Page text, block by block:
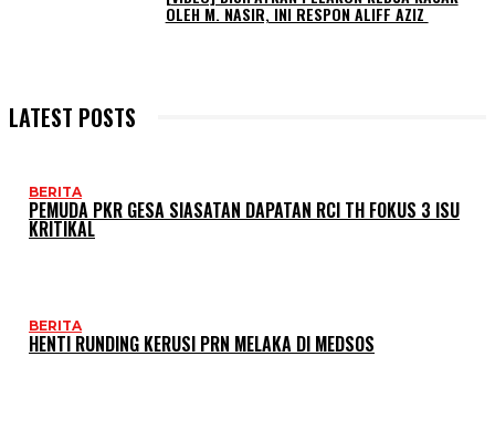
OLEH M. NASIR, INI RESPON ALIFF AZIZ
LATEST POSTS
BERITA
PEMUDA PKR GESA SIASATAN DAPATAN RCI TH FOKUS 3 ISU
KRITIKAL
BERITA
HENTI RUNDING KERUSI PRN MELAKA DI MEDSOS